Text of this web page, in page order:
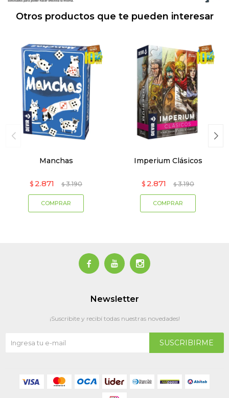
Otros productos que te pueden interesar
Manchas
$ 2.871 $ 3.190
Imperium Clásicos
$ 2.871 $ 3.190
  
Newsletter
¡Suscribite y recibí todas nuestras novedades!
SUSCRIBIRME